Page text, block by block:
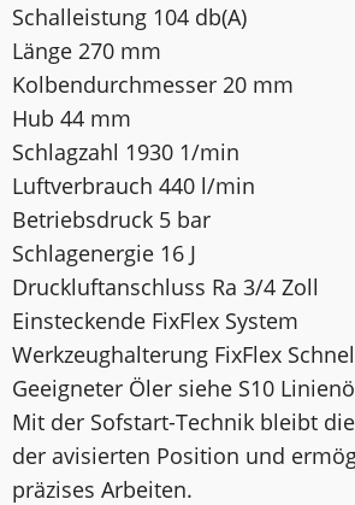
Schalleistung 104 db(A)
Länge 270 mm
Kolbendurchmesser 20 mm
Hub 44 mm
Schlagzahl 1930 1/min
Luftverbrauch 440 l/min
Betriebsdruck 5 bar
Schlagenergie 16 J
Druckluftanschluss Ra 3/4 Zoll
Einsteckende FixFlex System
Werkzeughalterung FixFlex
Geeigneter Öler siehe S10
Mit der Sofstart-Technik bleibt
der avisierten Position und
präzises Arbeiten.